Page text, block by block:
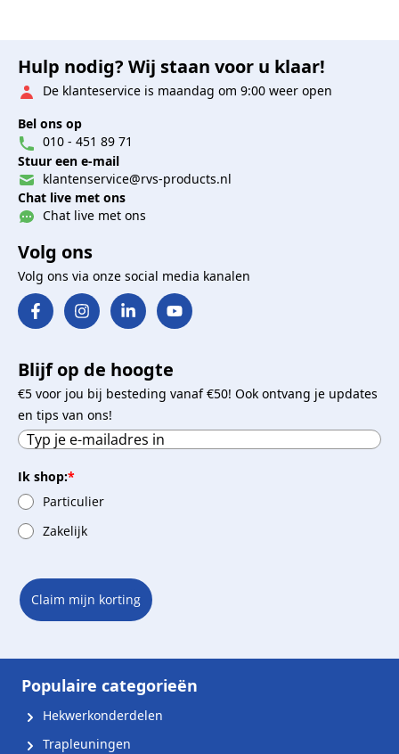
Hulp nodig? Wij staan voor u klaar!
De klanteservice is maandag om 9:00 weer open
Bel ons op
010 - 451 89 71
Stuur een e-mail
klantenservice@rvs-products.nl
Chat live met ons
Chat live met ons
Volg ons
Volg ons via onze social media kanalen
Blijf op de hoogte
€5 voor jou bij besteding vanaf €50! Ook ontvang je updates
en tips van ons!
Ik shop:*
Particulier
Zakelijk
Claim mijn korting
Populaire categorieën
Hekwerkonderdelen
Trapleuningen